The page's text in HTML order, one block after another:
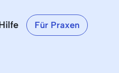
Für Praxen